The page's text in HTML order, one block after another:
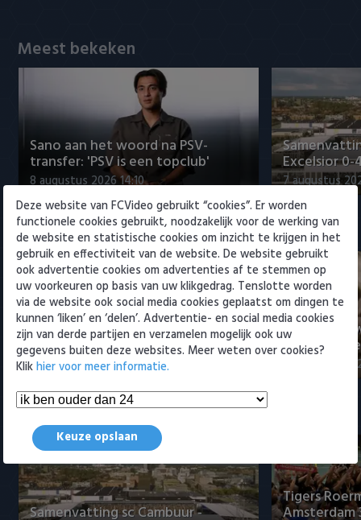
Willem II
Meest bekeken
Sano aan het woord na PSV-
transfer: 'PSV is een topclub'
8 augustus 2026 14:10
Excelsior 0-
7 augustus
Eredivisie
Sano aan het woord na PSV-
transfer: 'PSV is een topclub'
8 augustus 2026 14:10
Excelsior
8 augustus
Samenvattingen Eredivisie
Samenvatting sc Cambuur -
Tigers
Amsterdam
Deze website van FCVideo gebruikt “cookies”. Er worden
functionele cookies gebruikt, noodzakelijk voor de werking van
de website en statistische cookies om inzicht te krijgen in het
gebruik en effectiviteit van de website. De website gebruikt
ook advertentie cookies om advertenties af te stemmen op
uw voorkeuren op basis van uw klikgedrag. Tenslotte worden
via de website ook social media cookies geplaatst om dingen te
kunnen ‘liken’ en ‘delen’. Advertentie- en social media cookies
zijn van derde partijen en verzamelen mogelijk ook uw
gegevens buiten deze websites. Meer weten over cookies?
Klikhier voor meer informatie.
Keuze opslaan